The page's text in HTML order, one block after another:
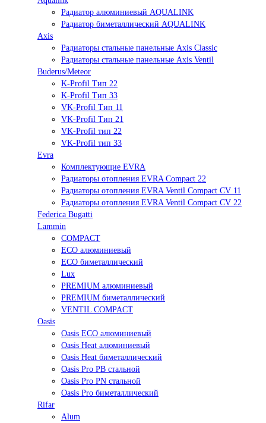
Радиатор алюминиевый AQUALINK
Радиатор биметаллический AQUALINK
Axis
Радиаторы стальные панельные Axis Classic
Радиаторы стальные панельные Axis Ventil
Buderus/Meteor
K-Profil Тип 22
K-Profil Тип 33
VK-Profil Тип 11
VK-Profil Тип 21
VK-Profil тип 22
VK-Profil тип 33
Evra
Комплектующие EVRA
Радиаторы отопления EVRA Compact 22
Радиаторы отопления EVRA Ventil Compact CV 11
Радиаторы отопления EVRA Ventil Compact CV 22
Federica Bugatti
Lammin
COMPACT
ECO алюминиевый
ECO биметаллический
Lux
PREMIUM алюминиевый
PREMIUM биметаллический
VENTIL COMPACT
Oasis
Oasis ECO алюминиевый
Oasis Heat алюминиевый
Oasis Heat биметаллический
Oasis Pro PB стальной
Oasis Pro PN стальной
Oasis Pro биметаллический
Rifar
Alum